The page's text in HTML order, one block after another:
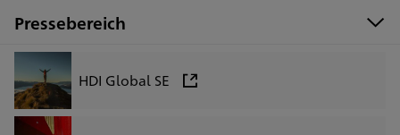
Pressebereich
HDI Global SE